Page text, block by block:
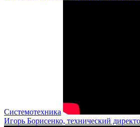
Системотехника
Игорь Борисенко, технический